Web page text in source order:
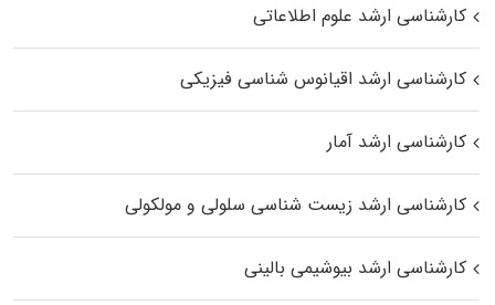
کارشناسی ارشد علوم اطلاعاتی
کارشناسی ارشد اقیانوس‌ شناسی فیزیکی
کارشناسی ارشد آمار
کارشناسی ارشد زیست شناسی سلولی و مولکولی
کارشناسی ارشد بیوشیمی بالینی